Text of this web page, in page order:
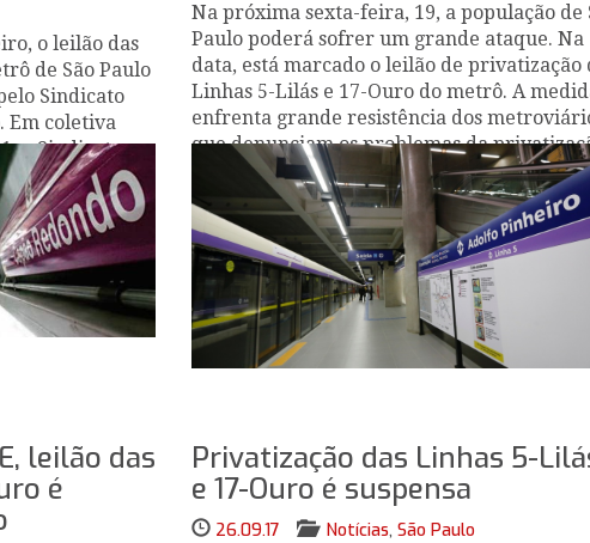
o leilão das
de São Paulo
Sindicato
Em coletiva
o Sindicato
do leilão
Na próxima sexta-feira, 19, a população de
Paulo poderá sofrer um grande ataque. Na
data, está marcado o leilão de privatização
Linhas 5-Lilás e 17-Ouro do metrô. A
enfrenta grande resistência dos
que denunciam os problemas da
do próprio edital das linhas.
leilão das
é
Privatização das Linhas 5-
e 17-Ouro é suspensa
26.09.17 Notícias, São Paulo